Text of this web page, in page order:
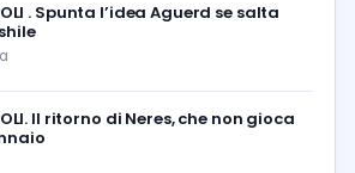
. Spunta l’idea Aguerd se salta
Il ritorno di Neres, che non gioca